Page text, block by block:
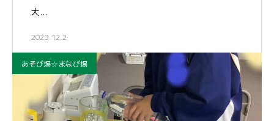
大…
2023.12.2
あそび場☆まなび場